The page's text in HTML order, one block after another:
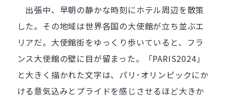
出張中、早朝の静かな時刻にホテル周辺を散策
した。その地域は世界各国の大使館が立ち並ぶエ
リアだ。大使館街をゆっくり歩いていると、フラ
ンス大使館の壁に目が留まった。「PARIS2024」
と大きく描かれた文字は、パリ･オリンピックにか
ける意気込みとプライドを感じさせるほど大きか